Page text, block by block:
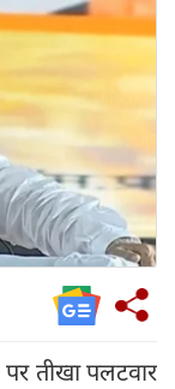
तीखा पलटवार